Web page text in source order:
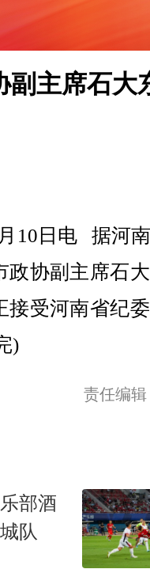
副主席石大
日电 据河南
政协副主席石
接受河南省纪
)
责任编
部酒
队